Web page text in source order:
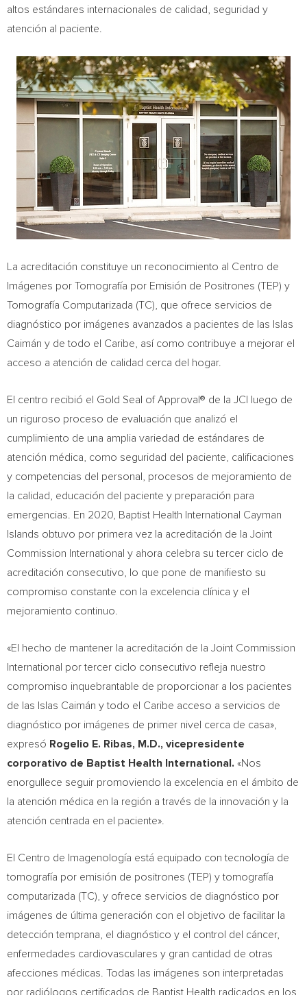
altos estándares internacionales de calidad, seguridad y
atención al paciente.
La acreditación constituye un reconocimiento al Centro de
Imágenes por Tomografía por Emisión de Positrones (TEP) y
Tomografía Computarizada (TC), que ofrece servicios de
diagnóstico por imágenes avanzados a pacientes de las Islas
Caimán y de todo el Caribe, así como contribuye a mejorar el
acceso a atención de calidad cerca del hogar.
El centro recibió el Gold Seal of Approval® de la JCI luego de
un riguroso proceso de evaluación que analizó el
cumplimiento de una amplia variedad de estándares de
atención médica, como seguridad del paciente, calificaciones
y competencias del personal, procesos de mejoramiento de
la calidad, educación del paciente y preparación para
emergencias. En 2020, Baptist Health International Cayman
Islands obtuvo por primera vez la acreditación de la Joint
Commission International y ahora celebra su tercer ciclo de
acreditación consecutivo, lo que pone de manifiesto su
compromiso constante con la excelencia clínica y el
mejoramiento continuo.
«El hecho de mantener la acreditación de la Joint Commission
International por tercer ciclo consecutivo refleja nuestro
compromiso inquebrantable de proporcionar a los pacientes
de las Islas Caimán y todo el Caribe acceso a servicios de
diagnóstico por imágenes de primer nivel cerca de casa»,
expresó Rogelio E. Ribas, M.D., vicepresidente
corporativo de Baptist Health International . «Nos
enorgullece seguir promoviendo la excelencia en el ámbito de
la atención médica en la región a través de la innovación y la
atención centrada en el paciente».
El Centro de Imagenología está equipado con tecnología de
tomografía por emisión de positrones (TEP) y tomografía
computarizada (TC), y ofrece servicios de diagnóstico por
imágenes de última generación con el objetivo de facilitar la
detección temprana, el diagnóstico y el control del cáncer,
enfermedades cardiovasculares y gran cantidad de otras
afecciones médicas. Todas las imágenes son interpretadas
por radiólogos certificados de Baptist Health radicados en los